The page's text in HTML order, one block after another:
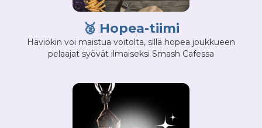
🥈 Hopea-tiimi
Häviökin voi maistua voitolta, sillä hopea joukkueen
pelaajat syövät ilmaiseksi Smash Cafessa